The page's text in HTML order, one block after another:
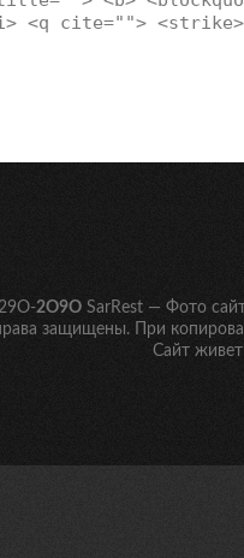
<q cite="">
2O9O SarRest — Фото
защищены. При
Сайт живет